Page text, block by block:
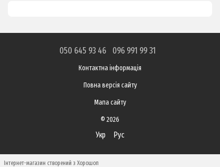
050 645 93 46 096 991 99 31
Контактна інформація
Повна версія сайту
Мапа сайту
© 2026
Укр Рус
Інтернет-магазин створений з Хорошоп